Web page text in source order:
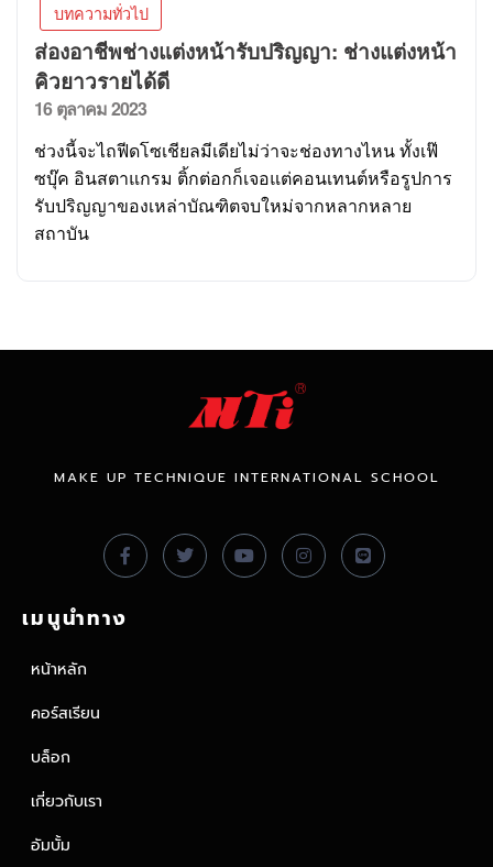
บทความทั่วไป
ส่องอาชีพช่างแต่งหน้ารับปริญญา: ช่างแต่งหน้า
คิวยาวรายได้ดี
16 ตุลาคม 2023
ช่วงนี้จะไถฟีดโซเชียลมีเดียไม่ว่าจะช่องทางไหน ทั้งเฟ๊
ซบุ๊ค อินสตาแกรม ติ้กต่อกก็เจอแต่คอนเทนต์หรือรูปการ
รับปริญญาของเหล่าบัณฑิตจบใหม่จากหลากหลาย
สถาบัน
MAKE UP TECHNIQUE INTERNATIONAL SCHOOL
เมนูนำทาง
หน้าหลัก
คอร์สเรียน
บล็อก
เกี่ยวกับเรา
อัมบั้ม